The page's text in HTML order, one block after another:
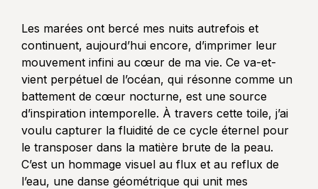
Les marées ont bercé mes nuits autrefois et
continuent, aujourd’hui encore, d’imprimer leur
mouvement infini au cœur de ma vie. Ce va-et-
vient perpétuel de l’océan, qui résonne comme un
battement de cœur nocturne, est une source
d’inspiration intemporelle. À travers cette toile, j’ai
voulu capturer la fluidité de ce cycle éternel pour
le transposer dans la matière brute de la peau.
C’est un hommage visuel au flux et au reflux de
l’eau, une danse géométrique qui unit mes